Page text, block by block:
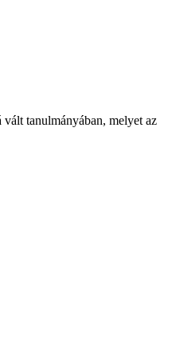
tanulmányában, melyet az